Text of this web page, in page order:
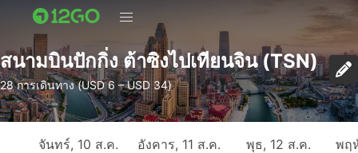
สนามบินปักกิ่ง ต้าซิงไปเทียนจิน (TSN)
28 การเดินทาง (USD 6 – USD 34)
จันทร์, 10 ส.ค. อังคาร, 11 ส.ค. พุธ, 12 ส.ค. พฤ